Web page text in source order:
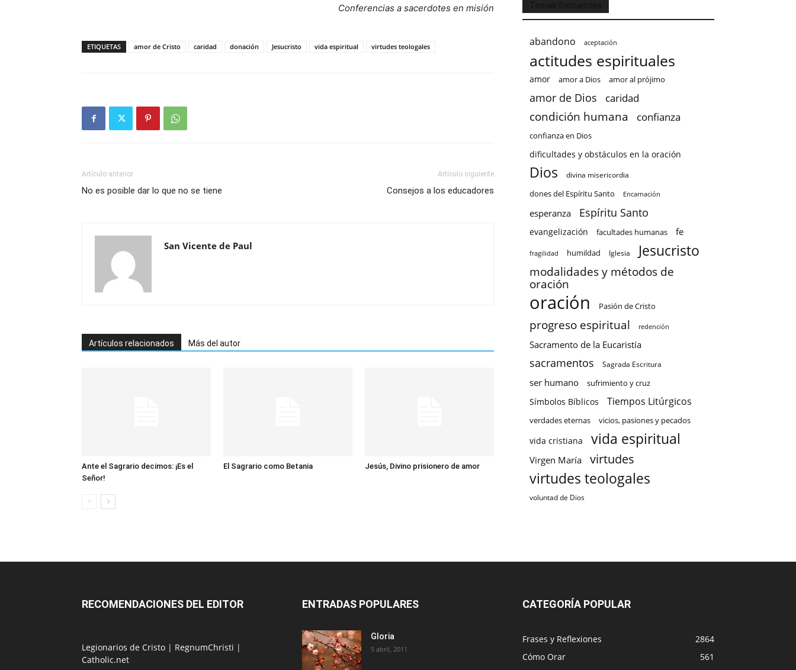
Conferencias a sacerdotes en misión
ETIQUETAS amor de Cristo caridad donación Jesucristo vida espiritual virtudes teologales
Artículo anterior
No es posible dar lo que no se tiene
Artículo siguiente
Consejos a los educadores
San Vicente de Paul
Artículos relacionados Más del autor
Ante el Sagrario decimos: ¡Es el
Señor!
El Sagrario como Betania Jesús, Divino prisionero de amor
abandono aceptación
actitudes espirituales
amor amor a Dios amor al prójimo
amor de Dios caridad
condición humana confianza
confianza en Dios
dificultades y obstáculos en la oración
Dios divina misericordia
dones del Espíritu Santo Encarnación
esperanza Espíritu Santo
evangelización facultades humanas fe
fragilidad humildad Iglesia Jesucristo
modalidades y métodos de
oración
oración Pasión de Cristo
progreso espiritual redención
Sacramento de la Eucaristía
sacramentos Sagrada Escritura
ser humano sufrimiento y cruz
Símbolos Bíblicos Tiempos Litúrgicos
verdades eternas vicios, pasiones y pecados
vida cristiana vida espiritual
Virgen María virtudes
virtudes teologales
voluntad de Dios
RECOMENDACIONES DEL EDITOR
Legionarios de Cristo | RegnumChristi |
Catholic.net
ENTRADAS POPULARES
Gloria
5 abril, 2011
CATEGORÍA POPULAR
Frases y Reflexiones
2864
Cómo Orar
561